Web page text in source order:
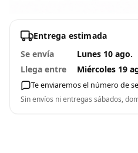
Entrega estimada
Se envía
Lunes 10 ago.
Llega entre
Miércoles 19
Te enviaremos el número de
Sin envíos ni entregas sábados,